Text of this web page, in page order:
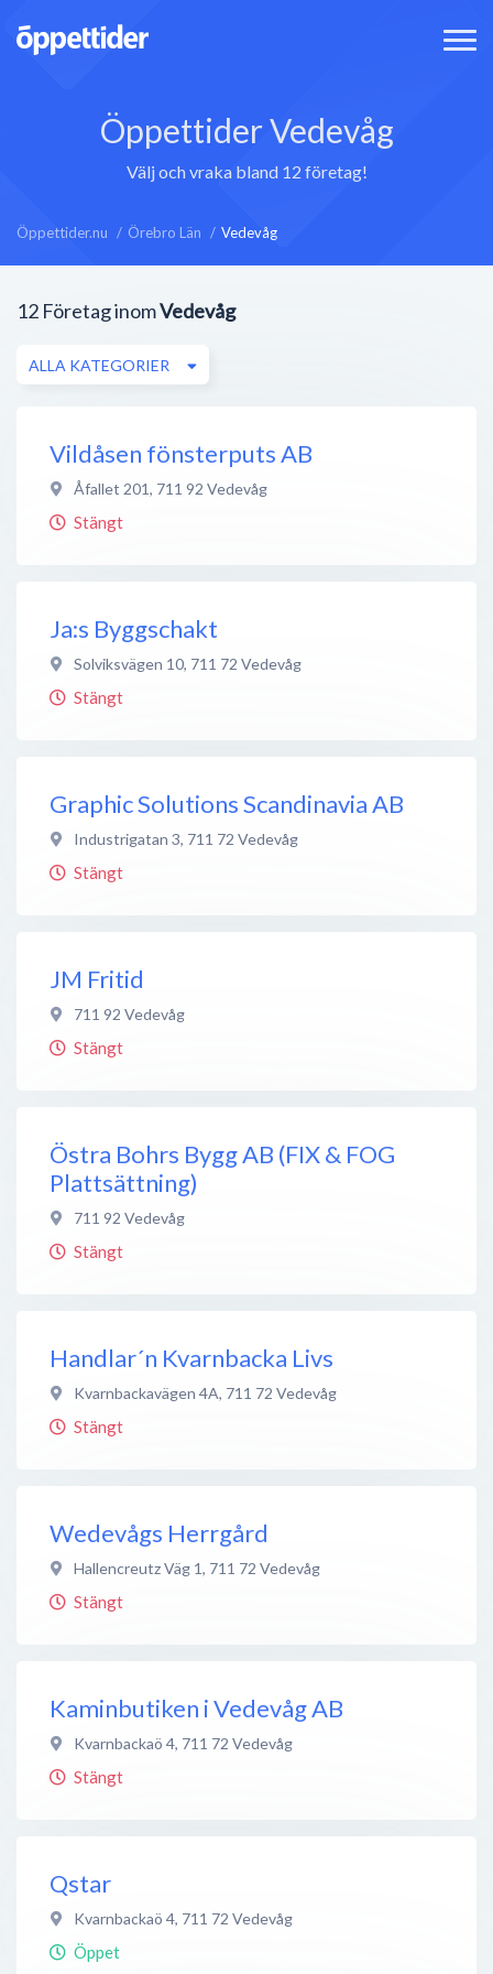
Öppettider Vedevåg
Välj och vraka bland 12 företag!
Öppettider.nu Örebro Län Vedevåg
12 Företag inomVedevåg
ALLA KATEGORIER
Vildåsen fönsterputs AB
Åfallet 201, 711 92 Vedevåg
Stängt
Ja:s Byggschakt
Solviksvägen 10, 711 72 Vedevåg
Stängt
Graphic Solutions Scandinavia AB
Industrigatan 3, 711 72 Vedevåg
Stängt
JM Fritid
711 92 Vedevåg
Stängt
Östra Bohrs Bygg AB (FIX & FOG
Plattsättning)
711 92 Vedevåg
Stängt
Handlar´n Kvarnbacka Livs
Kvarnbackavägen 4A, 711 72 Vedevåg
Stängt
Wedevågs Herrgård
Hallencreutz Väg 1, 711 72 Vedevåg
Stängt
Kaminbutiken i Vedevåg AB
Kvarnbackaö 4, 711 72 Vedevåg
Stängt
Qstar
Kvarnbackaö 4, 711 72 Vedevåg
Öppet